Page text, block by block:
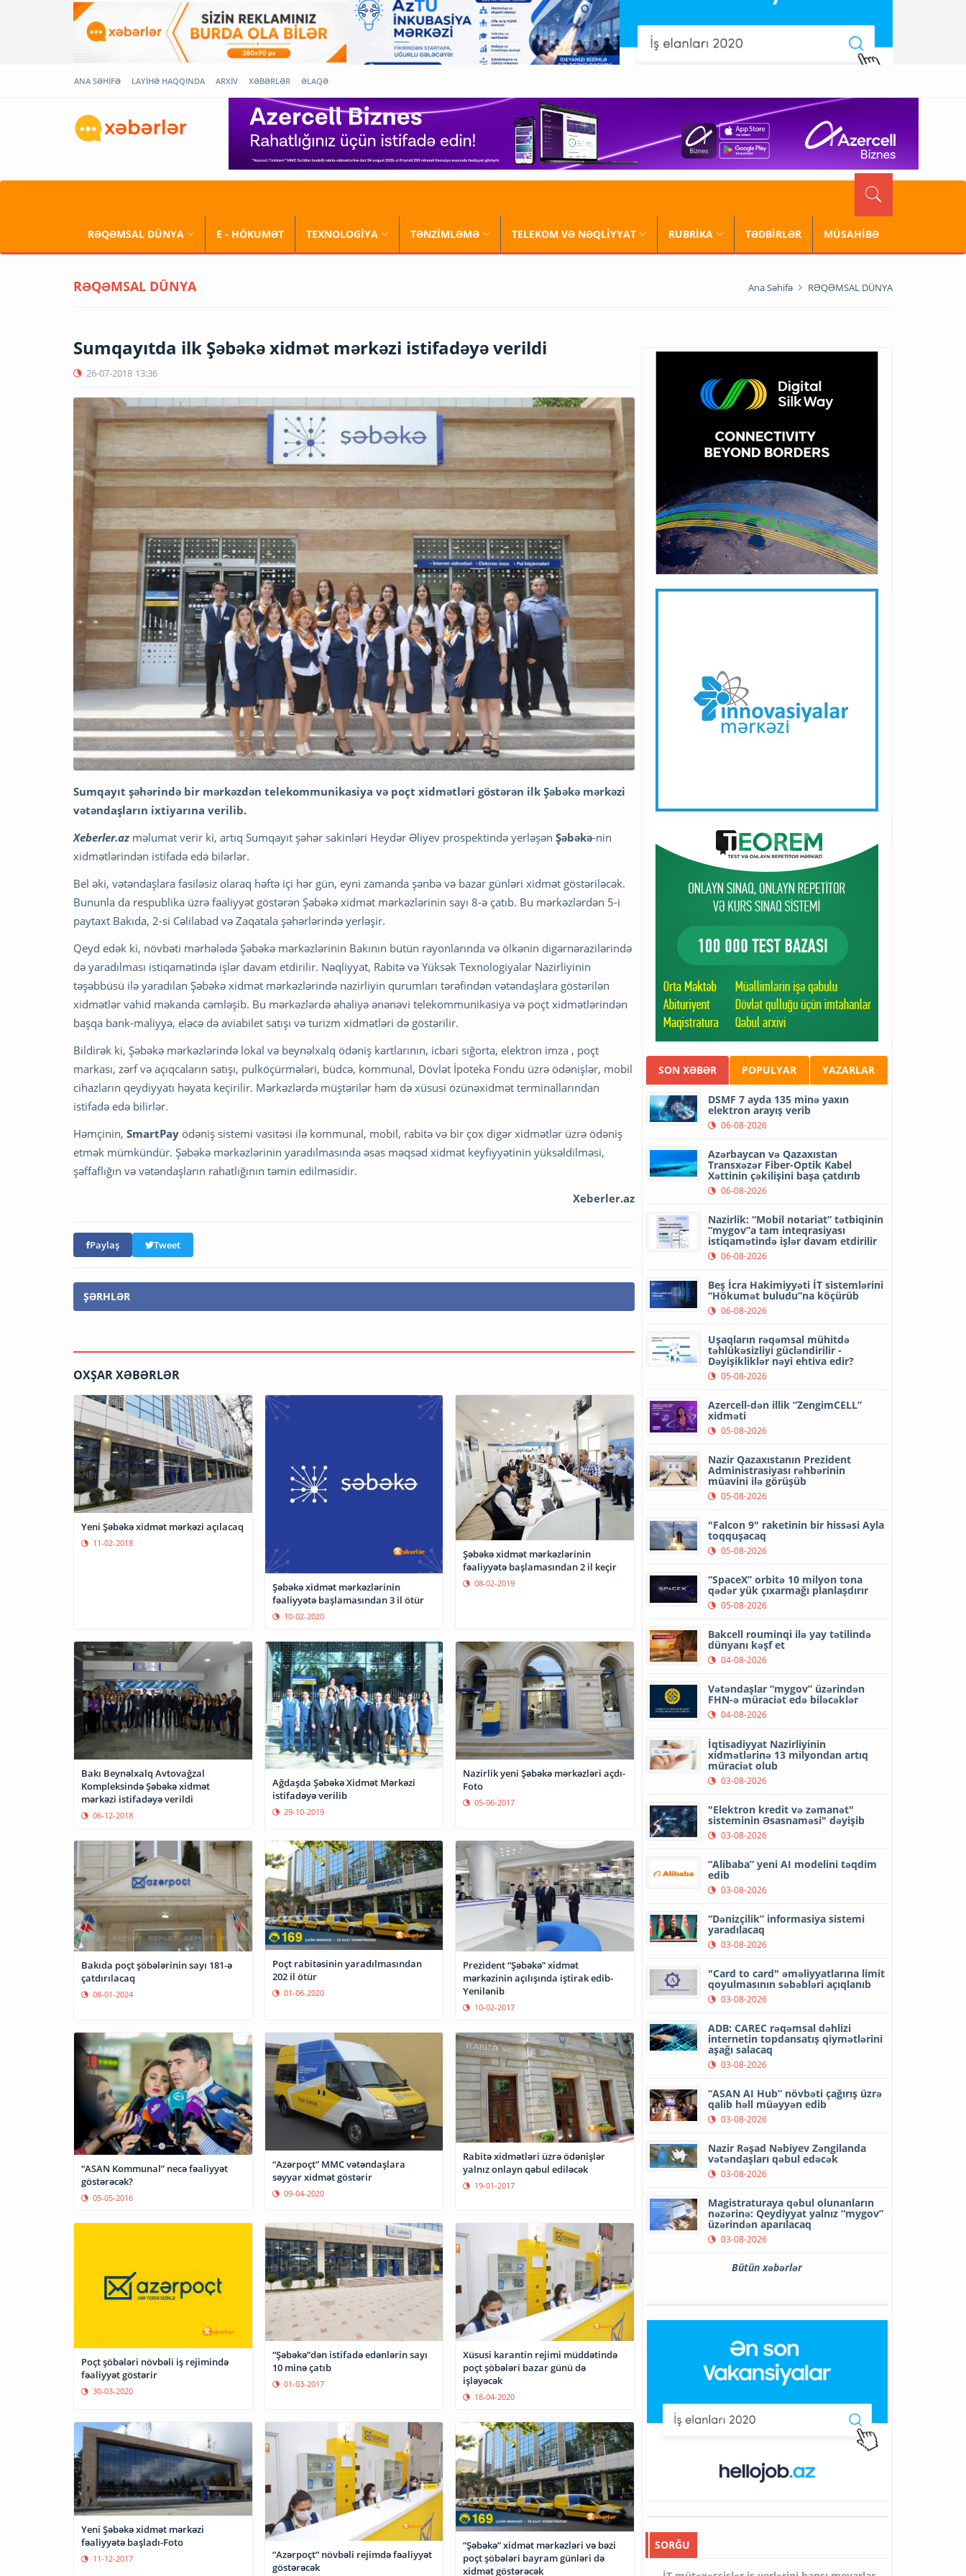
ANA SƏHİFƏ LAYİHƏ HAQQINDA ARXİV XƏBƏRLƏR ƏLAQƏ
RƏQƏMSAL DÜNYA E - HÖKUMƏT TEXNOLOGİYA TƏNZİMLƏMƏ TELEKOM VƏ NƏQLİYYAT RUBRİKA TƏDBİRLƏR MÜSAHİBƏ
RƏQƏMSAL DÜNYA Ana Səhifə RƏQƏMSAL DÜNYA
Sumqayıtda ilk Şəbəkə xidmət mərkəzi istifadəyə verildi
26-07-2018 13:36
Sumqayıt şəhərində bir mərkəzdən telekommunikasiya və poçt xidmətləri göstərən ilk Şəbəkə mərkəzi
vətəndaşların ixtiyarına verilib.
Xeberler.az məlumat verir ki, artıq Sumqayıt şəhər sakinləri Heydər Əliyev prospektində yerləşən Şəbəkə-nin
xidmətlərindən istifadə edə bilərlər.
Bel əki, vətəndaşlara fasiləsiz olaraq həftə içi hər gün, eyni zamanda şənbə və bazar günləri xidmət göstəriləcək.
Bununla da respublika üzrə fəaliyyət göstərən Şəbəkə xidmət mərkəzlərinin sayı 8-ə çatıb. Bu mərkəzlərdən 5-i
paytaxt Bakıda, 2-si Cəlilabad və Zaqatala şəhərlərində yerləşir.
Qeyd edək ki, növbəti mərhələdə Şəbəkə mərkəzlərinin Bakının bütün rayonlarında və ölkənin digərnərazilərində
də yaradılması istiqamətində işlər davam etdirilir. Nəqliyyat, Rabitə və Yüksək Texnologiyalar Nazirliyinin
təşəbbüsü ilə yaradılan Şəbəkə xidmət mərkəzlərində nazirliyin qurumları tərəfindən vətəndaşlara göstərilən
xidmətlər vahid məkanda cəmləşib. Bu mərkəzlərdə əhaliyə ənənəvi telekommunikasiya və poçt xidmətlərindən
başqa bank-maliyyə, eləcə də aviabilet satışı və turizm xidmətləri də göstərilir.
Bildirək ki, Şəbəkə mərkəzlərində lokal və beynəlxalq ödəniş kartlarının, icbari sığorta, elektron imza , poçt
markası, zərf və açıqcaların satışı, pulköçürmələri, büdcə, kommunal, Dövlət İpoteka Fondu üzrə ödənişlər, mobil
cihazların qeydiyyatı həyata keçirilir. Mərkəzlərdə müştərilər həm də xüsusi özünəxidmət terminallarından
istifadə edə bilirlər.
Həmçinin, SmartPay ödəniş sistemi vasitəsi ilə kommunal, mobil, rabitə və bir çox digər xidmətlər üzrə ödəniş
etmək mümkündür. Şəbəkə mərkəzlərinin yaradılmasında əsas məqsəd xidmət keyfiyyətinin yüksəldilməsi,
şəffaflığın və vətəndaşların rahatlığının təmin edilməsidir.
Xeberler.az
Paylaş Tweet
ŞƏRHLƏR
OXŞAR XƏBƏRLƏR
Yeni Şəbəkə xidmət mərkəzi açılacaq
11-02-2018
Şəbəkə xidmət mərkəzlərinin
fəaliyyətə başlamasından 3 il ötür
10-02-2020
Şəbəkə xidmət mərkəzlərinin
fəaliyyətə başlamasından 2 il keçir
08-02-2019
Bakı Beynəlxalq Avtovağzal
Kompleksində Şəbəkə xidmət
mərkəzi istifadəyə verildi
06-12-2018
Ağdaşda Şəbəkə Xidmət Mərkəzi
istifadəyə verilib
29-10-2019
Nazirlik yeni Şəbəkə mərkəzləri açdı-
Foto
05-06-2017
Bakıda poçt şöbələrinin sayı 181-ə
çatdırılacaq
08-01-2024
Poçt rabitəsinin yaradılmasından
202 il ötür
01-06-2020
Prezident “Şəbəkə” xidmət
mərkəzinin açılışında iştirak edib-
Yenilənib
10-02-2017
“ASAN Kommunal” necə fəaliyyət
göstərəcək?
05-05-2016
“Azərpoçt” MMC vətəndaşlara
səyyar xidmət göstərir
09-04-2020
Rabitə xidmətləri üzrə ödənişlər
yalnız onlayn qəbul ediləcək
19-01-2017
Poçt şöbələri növbəli iş rejimində
fəaliyyət göstərir
30-03-2020
“Şəbəkə”dən istifadə edənlərin sayı
10 minə çatıb
01-03-2017
Xüsusi karantin rejimi müddətində
poçt şöbələri bazar günü də
işləyəcək
18-04-2020
Yeni Şəbəkə xidmət mərkəzi
fəaliyyətə başladı-Foto
11-12-2017
“Azərpoçt” növbəli rejimdə fəaliyyət
göstərəcək
“Şəbəkə” xidmət mərkəzləri və bəzi
poçt şöbələri bayram günləri də
xidmət göstərəcək
SON XƏBƏR POPULYAR YAZARLAR
DSMF 7 ayda 135 minə yaxın
elektron arayış verib
06-08-2026
Azərbaycan və Qazaxıstan
Transxəzər Fiber-Optik Kabel
Xəttinin çəkilişini başa çatdırıb
06-08-2026
Nazirlik: “Mobil notariat” tətbiqinin
“mygov”a tam inteqrasiyası
istiqamətində işlər davam etdirilir
06-08-2026
Beş İcra Hakimiyyəti İT sistemlərini
“Hökumət buludu”na köçürüb
06-08-2026
Uşaqların rəqəmsal mühitdə
təhlükəsizliyi gücləndirilir -
Dəyişikliklər nəyi ehtiva edir?
05-08-2026
Azercell-dən illik “ZengimCELL”
xidməti
05-08-2026
Nazir Qazaxıstanın Prezident
Administrasiyası rəhbərinin
müavini ilə görüşüb
05-08-2026
"Falcon 9" raketinin bir hissəsi Ayla
toqquşacaq
05-08-2026
“SpaceX” orbitə 10 milyon tona
qədər yük çıxarmağı planlaşdırır
05-08-2026
Bakcell rouminqi ilə yay tətilində
dünyanı kəşf et
04-08-2026
Vətəndaşlar “mygov” üzərindən
FHN-ə müraciət edə biləcəklər
04-08-2026
İqtisadiyyat Nazirliyinin
xidmətlərinə 13 milyondan artıq
müraciət olub
03-08-2026
"Elektron kredit və zəmanət"
sisteminin Əsasnaməsi" dəyişib
03-08-2026
“Alibaba” yeni AI modelini təqdim
edib
03-08-2026
“Dənizçilik” informasiya sistemi
yaradılacaq
03-08-2026
"Card to card" əməliyyatlarına limit
qoyulmasının səbəbləri açıqlanıb
03-08-2026
ADB: CAREC rəqəmsal dəhlizi
internetin topdansatış qiymətlərini
aşağı salacaq
03-08-2026
“ASAN AI Hub” növbəti çağırış üzrə
qalib həll müəyyən edib
03-08-2026
Nazir Rəşad Nəbiyev Zəngilanda
vətəndaşları qəbul edəcək
03-08-2026
Magistraturaya qəbul olunanların
nəzərinə: Qeydiyyat yalnız “mygov”
üzərindən aparılacaq
03-08-2026
Bütün xəbərlər
SORĞU